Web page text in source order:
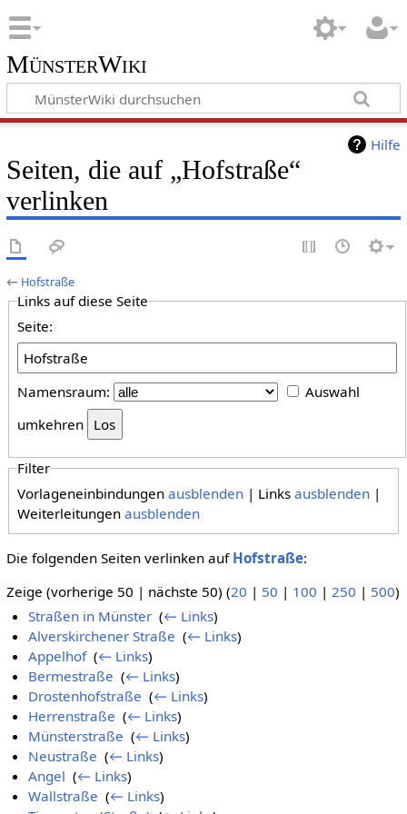
MünsterWiki
Hilfe
Seiten, die auf „Hofstraße“
verlinken
← Hofstraße
Links auf diese Seite
Seite:
Namensraum:
Auswahl
umkehren
Filter
Vorlageneinbindungenausblenden | Linksausblenden |
Weiterleitungenausblenden
Die folgenden Seiten verlinken auf Hofstraße:
Zeige (vorherige 50 | nächste 50) (20 | 50 | 100 | 250 | 500)
Straßen in Münster ‎(← Links)
Alverskirchener Straße ‎(← Links)
Appelhof‎(← Links)
Bermestraße ‎(← Links)
Drostenhofstraße ‎(← Links)
Herrenstraße ‎(← Links)
Münsterstraße ‎(← Links)
Neustraße ‎(← Links)
Angel ‎(← Links)
Wallstraße ‎(← Links)